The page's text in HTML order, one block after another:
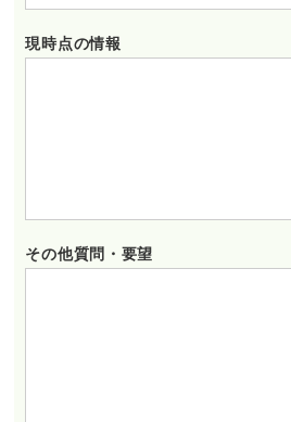
現時点の情報
その他質問・要望